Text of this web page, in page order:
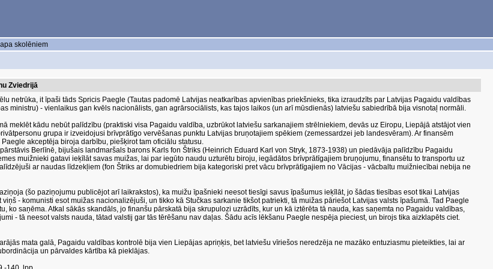
skolēniem
Zviedrijā
netrūka, it īpaši tāds Spricis Paegle (Tautas padomē Latvijas neatkarības apvienības priekšnieks, tika izraudzīts par Latvijas Pagaidu valdības
ministru) - vienlaikus gan kvēls nacionālists, gan agrārsociālists, kas tajos laikos (un arī mūsdienās) latviešu sabiedrībā bija visnotaļ normāli.
meklēt kādu nebūt palīdzību (praktiski visa Pagaidu valdība, uzbrūkot latviešu sarkanajiem strēlniekiem, devās uz Eiropu, Liepājā atstājot vien
grupa ir izveidojusi brīvprātīgo vervēšanas punktu Latvijas bruņotajiem spēkiem (zemessardzei jeb landesvēram). Ar finansēm
akceptēja biroja darbību, piešķirot tam oficiālu statusu.
Berlīnē, bijušais landmaršals barons Karls fon Štriks (Heinrich Eduard Karl von Stryk, 1873-1938) un piedāvāja palīdzību Pagaidu
muižnieki gatavi ieķīlāt savas muižas, lai par iegūto naudu uzturētu biroju, iegādātos brīvprātīgajiem bruņojumu, finansētu to transportu uz
ar naudas līdzekļiem (fon Štriks ar domubiedriem bija kategoriski pret vācu brīvprātīgajiem no Vācijas - vācbaltu muižniecībai nebija ne
(šo paziņojumu publicējot arī laikrakstos), ka muižu īpašnieki neesot tiesīgi savus īpašumus ieķīlāt, jo šādas tiesības esot tikai Latvijas
- komunisti esot muižas nacionalizējuši, un tikko kā Stučkas sarkanie tikšot patriekti, tā muižas pāriešot Latvijas valsts īpašumā. Tad Paegle
ko saņēma. Atkal sākās skandāls, jo finanšu pārskatā bija skrupulozi uzrādīts, kur un kā iztērēta tā nauda, kas saņemta no Pagaidu valdības,
- tā neesot valsts nauda, tātad valstij gar tās tērēšanu nav daļas. Šādu acīs lēkšanu Paegle nespēja pieciest, un birojs tika aizklapēts ciet.
mata galā, Pagaidu valdības kontrolē bija vien Liepājas apriņķis, bet latviešu vīriešos neredzēja ne mazāko entuziasmu pieteikties, lai ar
un pārvaldes kārtība kā pieklājas.